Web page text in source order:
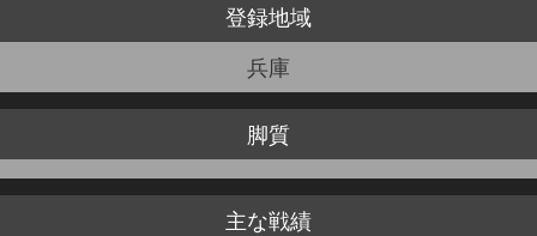
登録地域
兵庫
脚質
主な戦績